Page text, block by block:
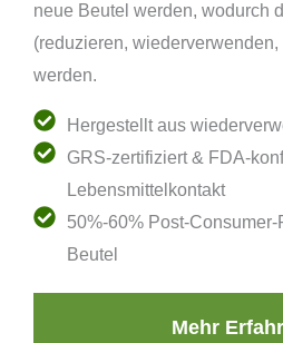
neue Beutel werden, wodurch
(reduzieren,
werden.
Hergestellt aus
GRS-zertifiziert & FDA-
Lebensmittelkontakt
50%-60% Post-
Beutel
Mehr